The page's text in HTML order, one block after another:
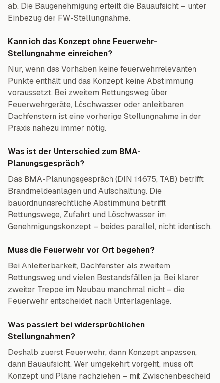
ab. Die Baugenehmigung erteilt die Bauaufsicht – unter
Einbezug der FW-Stellungnahme.
Kann ich das Konzept ohne Feuerwehr-
Stellungnahme einreichen?
Nur, wenn das Vorhaben keine feuerwehrrelevanten
Punkte enthält und das Konzept keine Abstimmung
voraussetzt. Bei zweitem Rettungsweg über
Feuerwehrgeräte, Löschwasser oder anleitbaren
Dachfenstern ist eine vorherige Stellungnahme in der
Praxis nahezu immer nötig.
Was ist der Unterschied zum BMA-
Planungsgespräch?
Das BMA-Planungsgespräch (DIN 14675, TAB) betrifft
Brandmeldeanlagen und Aufschaltung. Die
bauordnungsrechtliche Abstimmung betrifft
Rettungswege, Zufahrt und Löschwasser im
Genehmigungskonzept – beides parallel, nicht identisch.
Muss die Feuerwehr vor Ort begehen?
Bei Anleiterbarkeit, Dachfenster als zweitem
Rettungsweg und vielen Bestandsfällen ja. Bei klarer
zweiter Treppe im Neubau manchmal nicht – die
Feuerwehr entscheidet nach Unterlagenlage.
Was passiert bei widersprüchlichen
Stellungnahmen?
Deshalb zuerst Feuerwehr, dann Konzept anpassen,
dann Bauaufsicht. Wer umgekehrt vorgeht, muss oft
Konzept und Pläne nachziehen – mit Zwischenbescheid